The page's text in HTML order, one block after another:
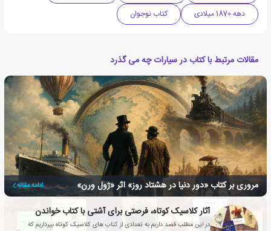
دهه 1870 میلادی
کتاب نوجوان
مقالات مرتبط با کتاب در سیارات چه می گذرد
مروری بر کتاب «دور دنیا در هشتاد روز» اثر «ژول ورن» ادامه مقاله
آثار کلاسیک کوتاه، فرصتی برای آشتی با کتاب خواندن
در این مطلب قصد داریم به تعدادی از کتاب های کلاسیک کوتاه بپردازیم که